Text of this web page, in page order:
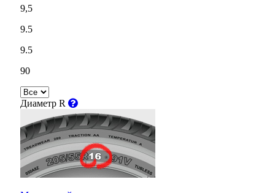
9,5
9.5
9.5
90
Диаметр R